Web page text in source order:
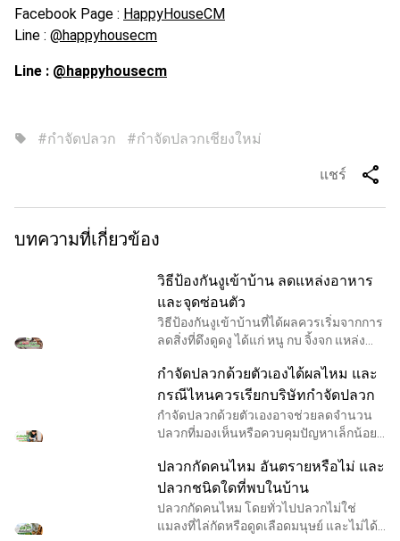
Facebook Page : HappyHouseCM
Line : @happyhousecm
Line : @happyhousecm
sell #กำจัดปลวก #กำจัดปลวกเชียงใหม่
แชร์ share
บทความที่เกี่ยวข้อง
วิธีป้องกันงูเข้าบ้าน ลดแหล่งอาหาร
และจุดซ่อนตัว
วิธีป้องกันงูเข้าบ้านที่ได้ผลควรเริ่มจากการ
ลดสิ่งที่ดึงดูดงู ได้แก่ หนู กบ จิ้งจก แหล่งน้ำ
ผลิตภัณฑ์ไล่งูเพียงอย่างเดียว
กำจัดปลวกด้วยตัวเองได้ผลไหม และ
กรณีไหนควรเรียกบริษัทกำจัดปลวก
กำจัดปลวกด้วยตัวเองอาจช่วยลดจำนวน
ปลวกที่มองเห็นหรือควบคุมปัญหาเล็กน้อย
รังและเส้นทางทั้งหมดได้ เพราะปลวกส่วน
ใหญ่อาศัยอยู่ใ
ปลวกกัดคนไหม อันตรายหรือไม่ และ
ปลวกชนิดใดที่พบในบ้าน
ปลวกกัดคนไหม โดยทั่วไปปลวกไม่ใช่
แมลงที่ไล่กัดหรือดูดเลือดมนุษย์ และไม่ได้